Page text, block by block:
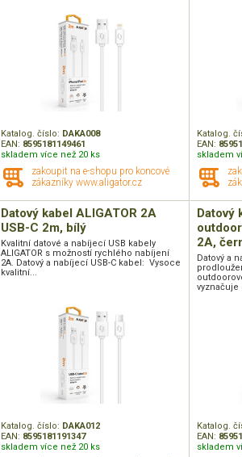
Katalog. číslo: DAKA008
EAN: 8595181149461
skladem více než 20 ks
zakoupit na e-shopu pro koncové
zákazníky www.aligator.cz
Katalog.
EAN:
skladem
Datový kabel ALIGATOR 2A
USB-C 2m, bílý
Kvalitní datové a nabíjecí USB kabely
ALIGATOR s možností rychlého nabíjení
2A. Datový a nabíjecí USB-C kabel: Vysoce
kvalitní...
Katalog. číslo: DAKA012
EAN: 8595181191347
skladem více než 20 ks
Datový
2A,
Datový a
vyznačuje
Katalog.
EAN:
skladem